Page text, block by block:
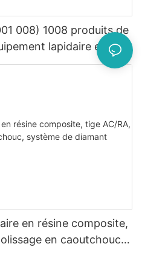
008) 1008 produits de
lapidaire en
en résine composite,
en caoutchouc,